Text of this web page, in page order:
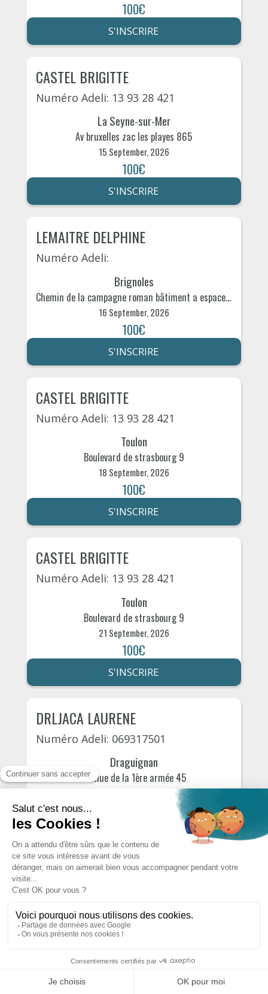
100€
S'INSCRIRE
CASTEL BRIGITTE
Numéro Adeli: 13 93 28 421
La Seyne-sur-Mer
Av bruxelles zac les playes 865
15 September, 2026
100€
S'INSCRIRE
LEMAITRE DELPHINE
Numéro Adeli:
Brignoles
Chemin de la campagne roman bâtiment a espace hexagone 290
16 September, 2026
100€
S'INSCRIRE
CASTEL BRIGITTE
Numéro Adeli: 13 93 28 421
Toulon
Boulevard de strasbourg 9
18 September, 2026
100€
S'INSCRIRE
CASTEL BRIGITTE
Numéro Adeli: 13 93 28 421
Toulon
Boulevard de strasbourg 9
21 September, 2026
100€
S'INSCRIRE
DRLJACA LAURENE
Numéro Adeli: 069317501
Draguignan
Avenue de la 1ère armée 45
DRLJACA LAURENE
Numéro Adeli: 069317501
Saint-Raphaël
Voie aurélienne 50